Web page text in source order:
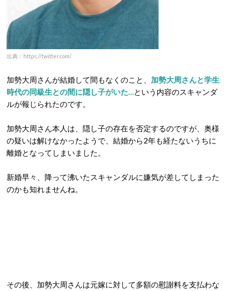
出典：https://twitter.com/
加勢大周さんが結婚して間もなくのこと、 加勢大周さんと学生
時代の同級生との間に隠し子がいた…という内容のスキャンダ
ルが報じられたのです。
加勢大周さん本人は、隠し子の存在を否定するのですが、奥様
の疑いは解けなかったようで、結婚から2年も経たないうちに
離婚となってしまいました。
新婚早々、降って沸いたスキャンダルに嫌気が差してしまった
のかも知れませんね。
その後、加勢大周さんは元嫁に対して多額の慰謝料を支払わな